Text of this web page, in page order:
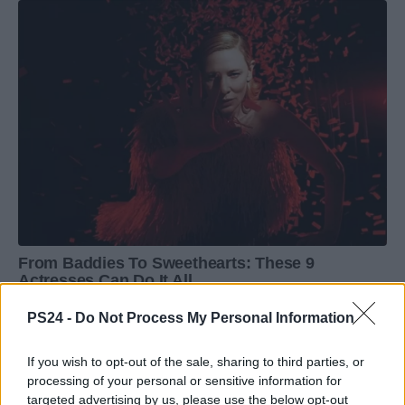
PS24 - Do Not Process My Personal Information
If you wish to opt-out of the sale, sharing to third parties, or
processing of your personal or sensitive information for
targeted advertising by us, please use the below opt-out